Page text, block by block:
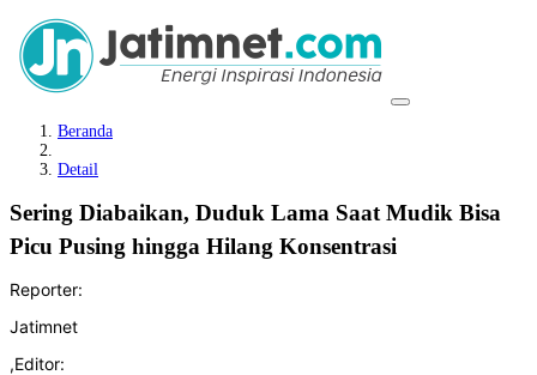
Beranda
Detail
Sering Diabaikan, Duduk Lama Saat Mudik Bisa
Picu Pusing hingga Hilang Konsentrasi
Reporter:
Jatimnet
,Editor: